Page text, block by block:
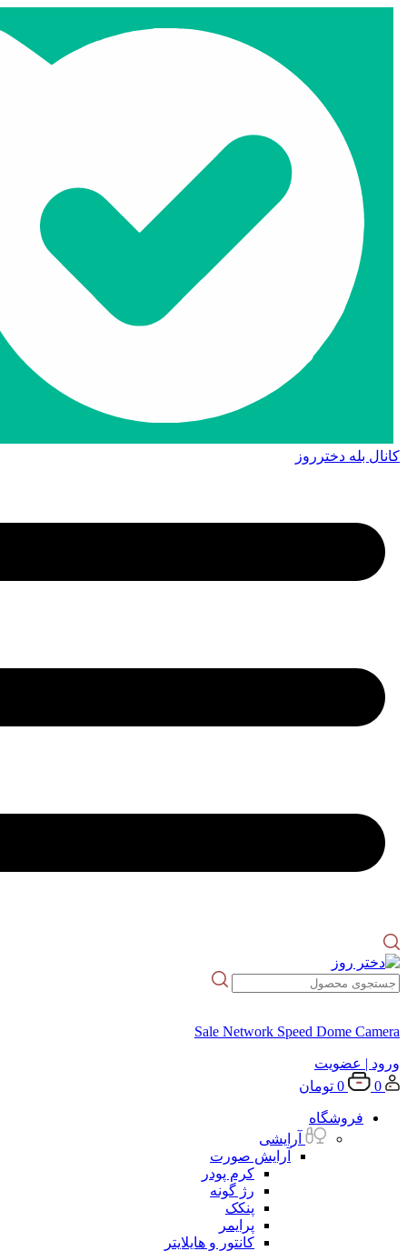
کانال بله دخترروز
Sale Network Speed Dome Camera
ورود | عضویت
0
0 تومان
فروشگاه
آرایشی
آرایش صورت
کرم پودر
رژ گونه
پنکک
پرایمر
کانتور و هایلایتر